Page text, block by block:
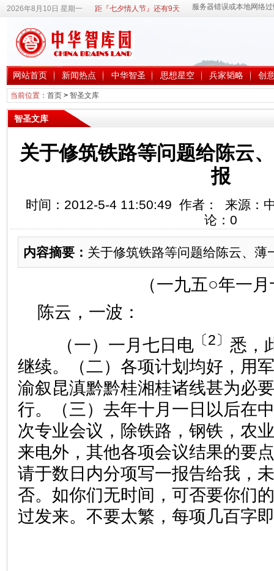
2026年8月10日 星期一 距『七夕情人节』还有9天
网站首页 新闻热点 中华智圣 思想星空 兵家韬略 创
当前位置： 首页> 智圣文库
智圣文库
关于修筑铁路等问题给陈云
报
时间：2012-5-4 11:50:49 作者： 来源：
论： 0
内容摘要： 关于修筑铁路等问题给陈云、薄
（一九五○年一
陈云，一波：
（一）一月七日电 〔2〕 悉，
继续。（二）各项计划均好，用
渝叙昆滇黔黔桂湘桂诸线甚为必
行。（三）去年十月一日以后在
次专业会议，除铁路，钢铁，农
来电外，其他各项会议结果的要
请于数日内分项写一报告给我，
否。如你们无时间，可否要你们
过发来。不要太繁，每项几百字